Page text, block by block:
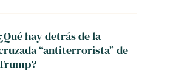
hay detrás de la
“antiterrorista” de